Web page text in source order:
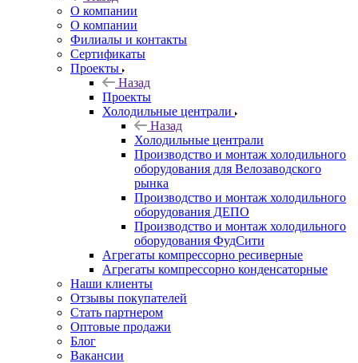
О компании
О компании
Филиалы и контакты
Сертификаты
Проекты
Назад
Проекты
Холодильные централи
Назад
Холодильные централи
Производство и монтаж холодильного
оборудования для Велозаводского
рынка
Производство и монтаж холодильного
оборудования ДЕПО
Производство и монтаж холодильного
оборудования ФудСити
Агрегаты компрессорно ресиверные
Агрегаты компрессорно конденсаторные
Наши клиенты
Отзывы покупателей
Стать партнером
Оптовые продажи
Блог
Вакансии